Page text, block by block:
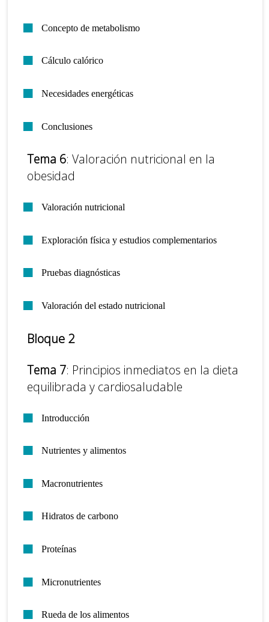
Concepto de metabolismo
Cálculo calórico
Necesidades energéticas
Conclusiones
Tema 6: Valoración nutricional en la
obesidad
Valoración nutricional
Exploración física y estudios complementarios
Pruebas diagnósticas
Valoración del estado nutricional
Bloque 2
Tema 7: Principios inmediatos en la dieta
equilibrada y cardiosaludable
Introducción
Nutrientes y alimentos
Macronutrientes
Hidratos de carbono
Proteínas
Micronutrientes
Rueda de los alimentos